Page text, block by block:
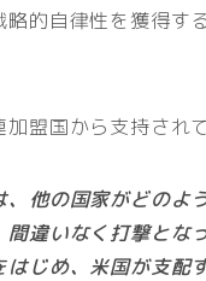
的自律性を獲得す
盟国から支持され
、他の国家がどのよ
違いなく打撃とな
じめ、米国が支配